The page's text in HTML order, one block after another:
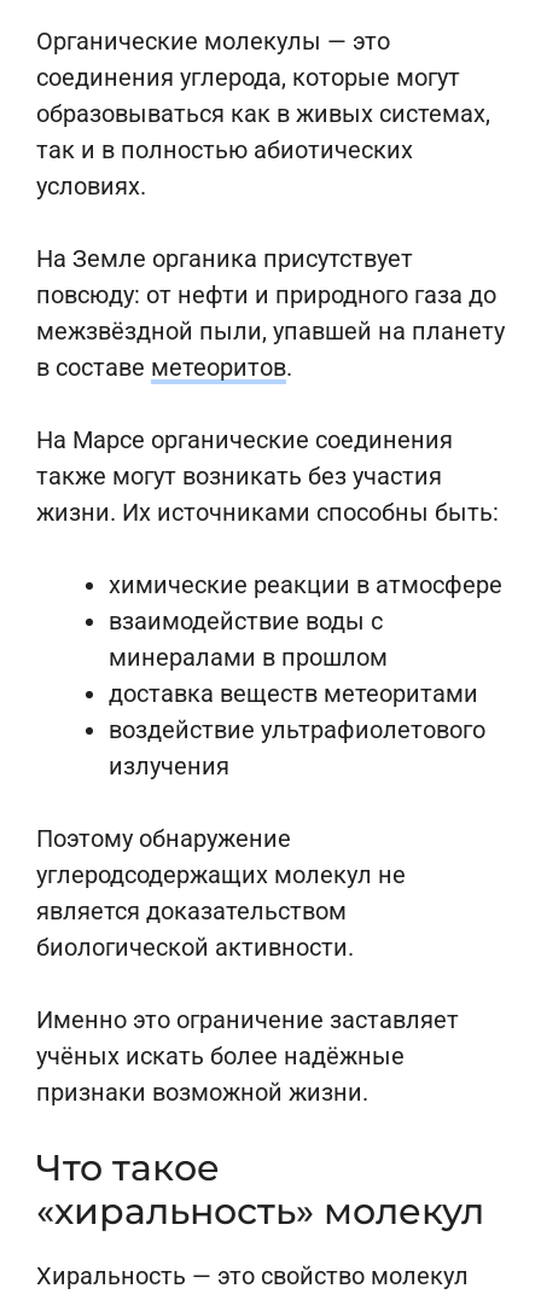
Органические молекулы — это
соединения углерода, которые могут
образовываться как в живых системах,
так и в полностью абиотических
условиях.
На Земле органика присутствует
повсюду: от нефти и природного газа до
межзвёздной пыли, упавшей на планету
в составе метеоритов.
На Марсе органические соединения
также могут возникать без участия
жизни. Их источниками способны быть:
химические реакции в атмосфере
взаимодействие воды с
минералами в прошлом
доставка веществ метеоритами
воздействие ультрафиолетового
излучения
Поэтому обнаружение
углеродсодержащих молекул не
является доказательством
биологической активности.
Именно это ограничение заставляет
учёных искать более надёжные
признаки возможной жизни.
Что такое
«хиральность» молекул
Хиральность — это свойство молекул